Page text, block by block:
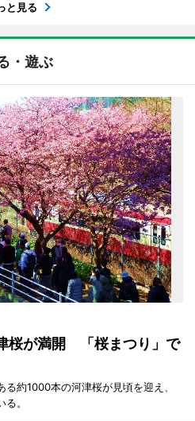
と見る
・遊ぶ
桜が満開 「桜まつり」で
約1000本の河津桜が見頃を迎え、
。